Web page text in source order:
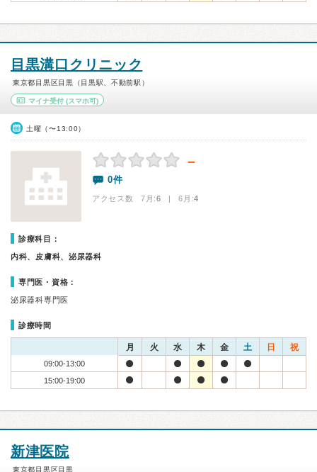
目黒溝口クリニック
東京都目黒区目黒（目黒駅、不動前駅）
マイナ受付 (スマホ可)
土曜（〜13:00）
－
0件
アクセス数 7月:6 | 6月:4
診療科目：
内科、皮膚科、泌尿器科
専門医・資格：
泌尿器科専門医
診療時間
月 火 水 木 金 土 日 祝
09:00-13:00
15:00-19:00
新津医院
東京都目黒区目黒